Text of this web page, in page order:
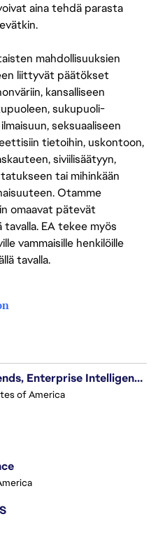
aina tehdä parasta
mahdollisuuksien
liittyvät päätökset
kansalliseen
sukupuoli-
seksuaaliseen
tietoihin, uskontoon,
siviilisäätyyn,
tai mihinkään
Otamme
omaavat pätevät
EA tekee myös
vammaisille henkilöille
tavalla.
Expert Analyst - Apex Legends, Enterprise Intelligence (EI)
of America